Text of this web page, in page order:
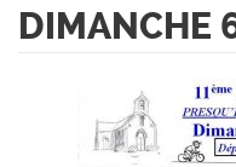
DIMANCHE